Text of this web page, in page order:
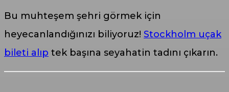
Bu muhteşem şehri görmek için
heyecanlandığınızı biliyoruz! Stockholm uçak
bileti alıp tek başına seyahatin tadını çıkarın.